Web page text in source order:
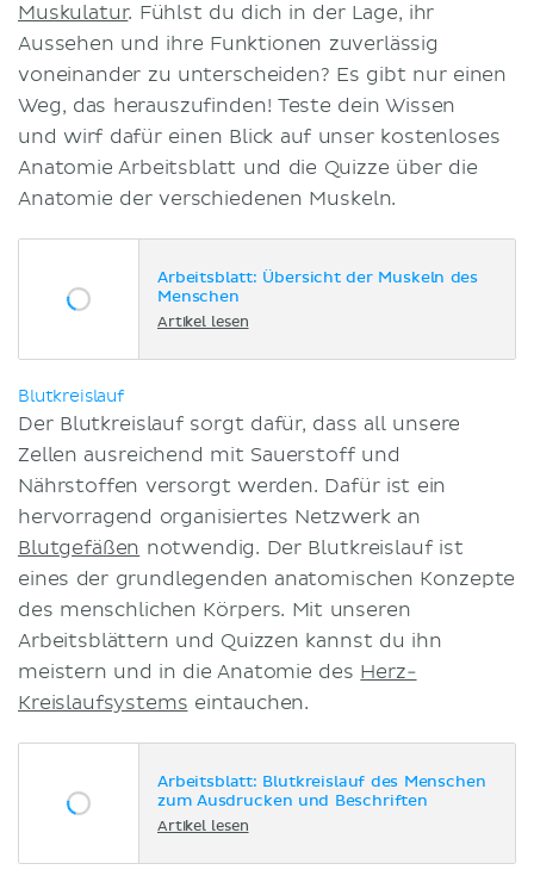
Muskulatur. Fühlst du dich in der Lage, ihr
Aussehen und ihre Funktionen zuverlässig
voneinander zu unterscheiden? Es gibt nur einen
Weg, das herauszufinden! Teste dein Wissen
und wirf dafür einen Blick auf unser kostenloses
Anatomie Arbeitsblatt und die Quizze über die
Anatomie der verschiedenen Muskeln.
Arbeitsblatt: Übersicht der Muskeln des
Menschen
Artikel lesen
Blutkreislauf
Der Blutkreislauf sorgt dafür, dass all unsere
Zellen ausreichend mit Sauerstoff und
Nährstoffen versorgt werden. Dafür ist ein
hervorragend organisiertes Netzwerk an
Blutgefäßen notwendig. Der Blutkreislauf ist
eines der grundlegenden anatomischen Konzepte
des menschlichen Körpers. Mit unseren
Arbeitsblättern und Quizzen kannst du ihn
meistern und in die Anatomie des Herz-
Kreislaufsystems eintauchen.
Arbeitsblatt: Blutkreislauf des Menschen
zum Ausdrucken und Beschriften
Artikel lesen